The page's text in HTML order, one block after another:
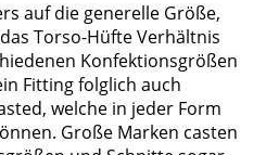
auf die generelle Größe,
Torso-Hüfte Verhältnis
Konfektionsgrößen
Fitting folglich auch
welche in jeder Form
Große Marken casten